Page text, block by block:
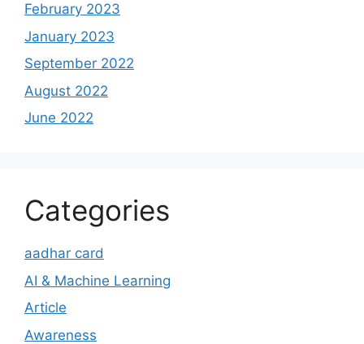
February 2023
January 2023
September 2022
August 2022
June 2022
Categories
aadhar card
AI & Machine Learning
Article
Awareness